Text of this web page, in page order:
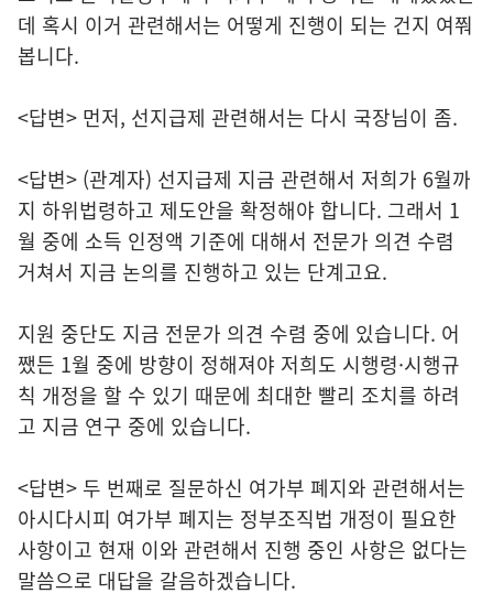
데 혹시 이거 관련해서는 어떻게 진행이 되는 건지 여쭤
봅니다.
<답변> 먼저, 선지급제 관련해서는 다시 국장님이 좀.
<답변> (관계자) 선지급제 지금 관련해서 저희가 6월까
지 하위법령하고 제도안을 확정해야 합니다. 그래서 1
월 중에 소득 인정액 기준에 대해서 전문가 의견 수렴
거쳐서 지금 논의를 진행하고 있는 단계고요.
지원 중단도 지금 전문가 의견 수렴 중에 있습니다. 어
쨌든 1월 중에 방향이 정해져야 저희도 시행령·시행규
칙 개정을 할 수 있기 때문에 최대한 빨리 조치를 하려
고 지금 연구 중에 있습니다.
<답변> 두 번째로 질문하신 여가부 폐지와 관련해서는
아시다시피 여가부 폐지는 정부조직법 개정이 필요한
사항이고 현재 이와 관련해서 진행 중인 사항은 없다는
말씀으로 대답을 갈음하겠습니다.